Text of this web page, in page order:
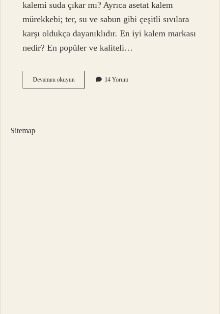
kalemi suda çıkar mı? Ayrıca asetat kalem
mürekkebi; ter, su ve sabun gibi çeşitli sıvılara
karşı oldukça dayanıklıdır. En iyi kalem markası
nedir? En popüler ve kaliteli…
Devamını okuyunHangi
Kalem
14 Yorum
Sitemap